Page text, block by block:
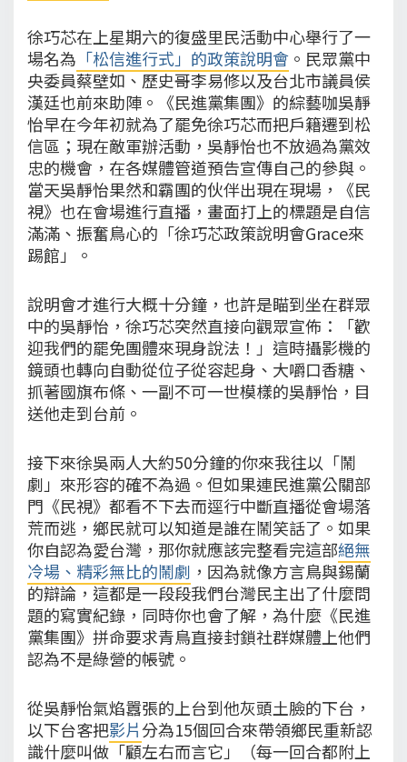
徐巧芯在上星期六的復盛里民活動中心舉行了一
場名為 「松信進行式」的政策說明會 。民眾黨中
央委員蔡壁如、歷史哥李易修以及台北市議員侯
漢廷也前來助陣。《民進黨集團》的綜藝咖吳靜
怡早在今年初就為了罷免徐巧芯而把戶籍遷到松
信區；現在敵軍辦活動，吳靜怡也不放過為黨效
忠的機會，在各媒體管道預告宣傳自己的參與。
當天吳靜怡果然和霸團的伙伴出現在現場，《民
視》也在會場進行直播，畫面打上的標題是自信
滿滿、振奮鳥心的「徐巧芯政策說明會Grace來
踢館」。
說明會才進行大概十分鐘，也許是瞄到坐在群眾
中的吳靜怡，徐巧芯突然直接向觀眾宣佈：「歡
迎我們的罷免團體來現身說法！」這時攝影機的
鏡頭也轉向自動從位子從容起身、大嚼口香糖、
抓著國旗布條、一副不可一世模樣的吳靜怡，目
送他走到台前。
接下來徐吳兩人大約50分鐘的你來我往以「鬧
劇」來形容的確不為過。但如果連民進黨公關部
門《民視》都看不下去而逕行中斷直播從會場落
荒而逃，鄉民就可以知道是誰在鬧笑話了。如果
你自認為愛台灣，那你就應該完整看完這部絕無
冷場、精彩無比的鬧劇 ，因為就像方言鳥與錫蘭
的辯論，這都是一段段我們台灣民主出了什麼問
題的寫實紀錄，同時你也會了解，為什麼《民進
黨集團》拼命要求青鳥直接封鎖社群媒體上他們
認為不是綠營的帳號。
從吳靜怡氣焰囂張的上台到他灰頭土臉的下台，
以下台客把影片分為15個回合來帶領鄉民重新認
識什麼叫做「顧左右而言它」（每一回合都附上